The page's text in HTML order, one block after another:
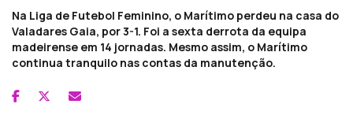
Na Liga de Futebol Feminino, o Marítimo perdeu na casa do
Valadares Gaia, por 3-1. Foi a sexta derrota da equipa
madeirense em 14 jornadas. Mesmo assim, o Marítimo
continua tranquilo nas contas da manutenção.